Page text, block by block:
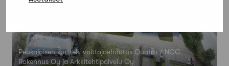
Peukaloisen kortteli, voittajaehdotus Quatro / NCC
Rakennus Oy ja Arkkitehtipalvelu Oy